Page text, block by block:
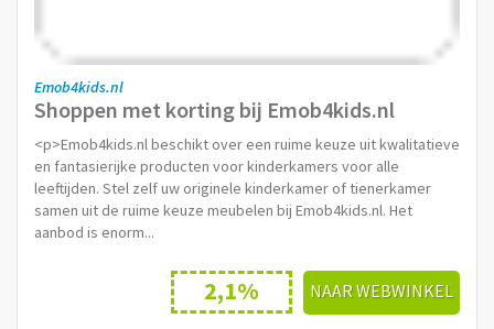
Emob4kids.nl
Shoppen met korting bij Emob4kids.nl
<p>Emob4kids.nl beschikt over een ruime keuze uit kwalitatieve
en fantasierijke producten voor kinderkamers voor alle
leeftijden. Stel zelf uw originele kinderkamer of tienerkamer
samen uit de ruime keuze meubelen bij Emob4kids.nl. Het
aanbod is enorm...
NAAR WEBWINKEL
2,1%